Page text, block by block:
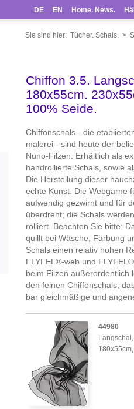
DE EN Home. News.
Sie sind hier: Tücher. Schals. >
Chiffon 3.5.
180x55cm.
100% Seide.
Chiffonschals - die
malerei - sind heute der
Nuno-Filzen. Erhältlich als
handrollierte Schals, sowie
Die Herstellung dieser
echte Kunst. Die Webgarne
aufwendig gezwirnt und für
überdreht; die Schals
rolliert. Beachten Sie bitte:
quillt bei Wäsche, Färbung
Schals einen relativ hohen
FLYFEL®-web und
beim Filzen außerordentlich
den feinen Chiffonschals;
bar gleichmäßige und
44980